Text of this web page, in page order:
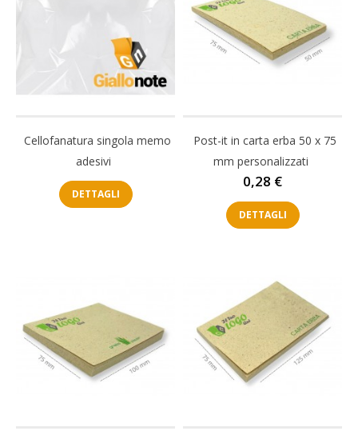
Cellofanatura singola memo
adesivi
DETTAGLI
Post-it in carta erba 50 x 75
mm personalizzati
Prezzo
0,28 €
DETTAGLI